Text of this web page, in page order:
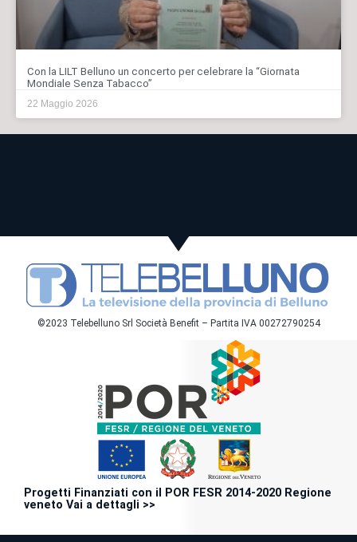
Con la LILT Belluno un concerto per celebrare la “Giornata
Mondiale Senza Tabacco”
22 Maggio 2026
©2023 Telebelluno Srl Società Benefit – Partita IVA 00272790254
Progetti Finanziati con il POR FESR 2014-2020 Regione
veneto Vai a dettagli >>